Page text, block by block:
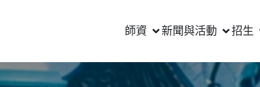
師資 新聞與活動 招生